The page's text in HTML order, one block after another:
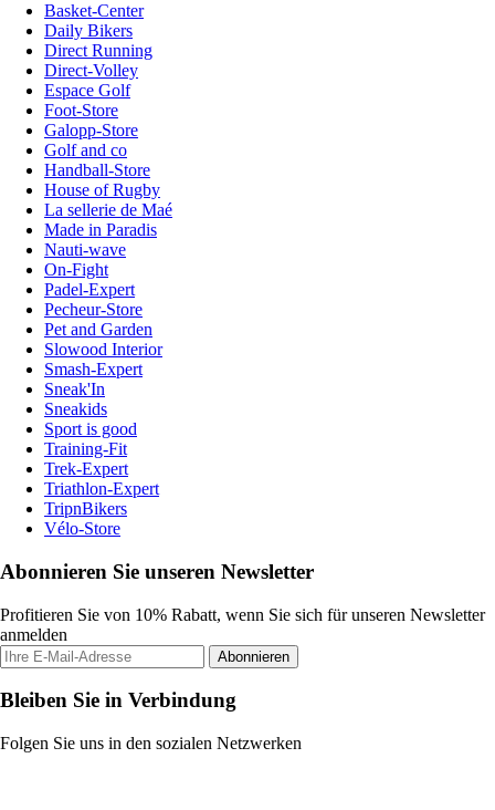
Basket-Center
Daily Bikers
Direct Running
Direct-Volley
Espace Golf
Foot-Store
Galopp-Store
Golf and co
Handball-Store
House of Rugby
La sellerie de Maé
Made in Paradis
Nauti-wave
On-Fight
Padel-Expert
Pecheur-Store
Pet and Garden
Slowood Interior
Smash-Expert
Sneak'In
Sneakids
Sport is good
Training-Fit
Trek-Expert
Triathlon-Expert
TripnBikers
Vélo-Store
Abonnieren Sie unseren Newsletter
Profitieren Sie von 10% Rabatt, wenn Sie sich für unseren Newsletter
anmelden
Abonnieren
Bleiben Sie in Verbindung
Folgen Sie uns in den sozialen Netzwerken